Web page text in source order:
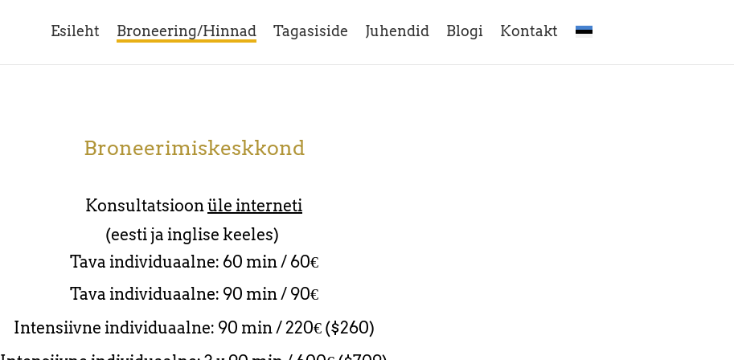
Esileht Broneering/Hinnad Tagasiside Juhendid Blogi Kontakt
Broneerimiskeskkond
Konsultatsioonüle interneti
(eesti ja inglise keeles)
Tava individuaalne: 60 min / 60€
Tava individuaalne: 90 min / 90€
Intensiivne individuaalne: 90 min / 220€ ($260)